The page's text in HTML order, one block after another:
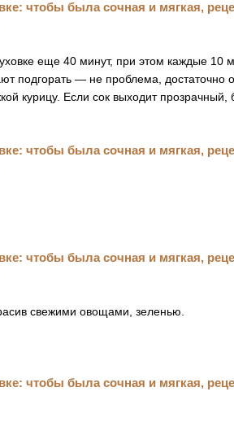
еще 40 минут, при этом каждые 10
подгорать — не проблема, достаточно
курицу. Если сок выходит прозрачный,
свежими овощами, зеленью.